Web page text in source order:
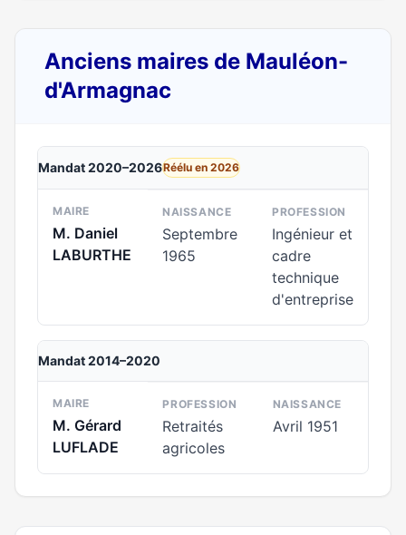
Anciens maires de Mauléon-
d'Armagnac
Mandat 2020–2026Réélu en 2026
MAIRE
M. Daniel
LABURTHE
NAISSANCE
Septembre
1965
PROFESSION
Ingénieur et
cadre
technique
d'entreprise
Mandat 2014–2020
MAIRE
M. Gérard
LUFLADE
PROFESSION
Retraités
agricoles
NAISSANCE
Avril 1951